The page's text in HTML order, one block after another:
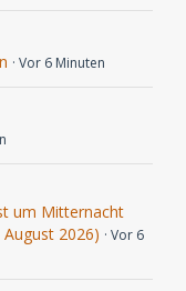
Vor 6 Minuten
um Mitternacht
August 2026)
Vor 6